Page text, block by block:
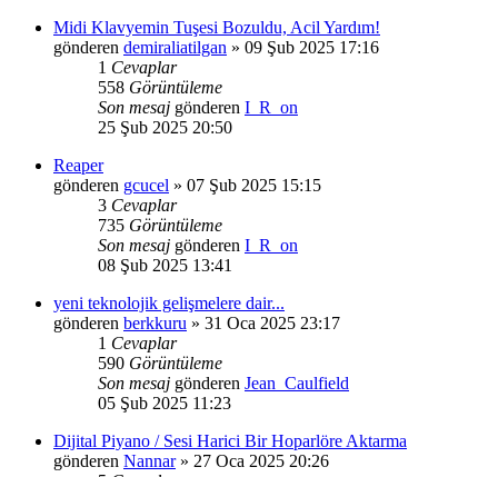
Midi Klavyemin Tuşesi Bozuldu, Acil Yardım!
gönderen demiraliatilgan » 09 Şub 2025 17:16
1 Cevaplar
558 Görüntüleme
Son mesaj gönderen I_R_on
25 Şub 2025 20:50
Reaper
gönderen gcucel » 07 Şub 2025 15:15
3 Cevaplar
735 Görüntüleme
Son mesaj gönderen I_R_on
08 Şub 2025 13:41
yeni teknolojik gelişmelere dair...
gönderen berkkuru » 31 Oca 2025 23:17
1 Cevaplar
590 Görüntüleme
Son mesaj gönderen Jean_Caulfield
05 Şub 2025 11:23
Dijital Piyano / Sesi Harici Bir Hoparlöre Aktarma
gönderen Nannar» 27 Oca 2025 20:26